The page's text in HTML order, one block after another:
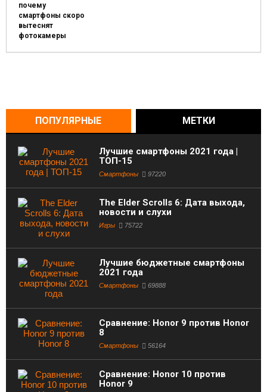
почему
смартфоны скоро
вытеснят
фотокамеры
ПОПУЛЯРНЫЕ МЕТКИ
Лучшие смартфоны 2021 года |
ТОП-15
Смартфоны 97220
The Elder Scrolls 6: Дата выхода,
новости и слухи
Игры 75722
Лучшие бюджетные смартфоны
2021 года
Смартфоны 69888
Сравнение: Honor 9 против Honor
8
Смартфоны 56164
Сравнение: Honor 10 против
Honor 9